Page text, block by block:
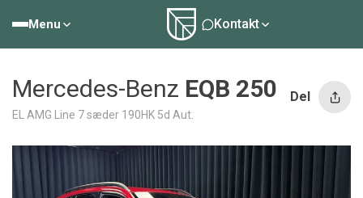
Menu Kontakt
Mercedes-Benz EQB 250
EL AMG Line 7 sæder 190HK 5d Aut.
Del